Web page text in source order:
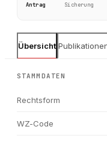
Antrag Sicherung
Übersicht
STAMMDATEN
Rechtsform
WZ-Code